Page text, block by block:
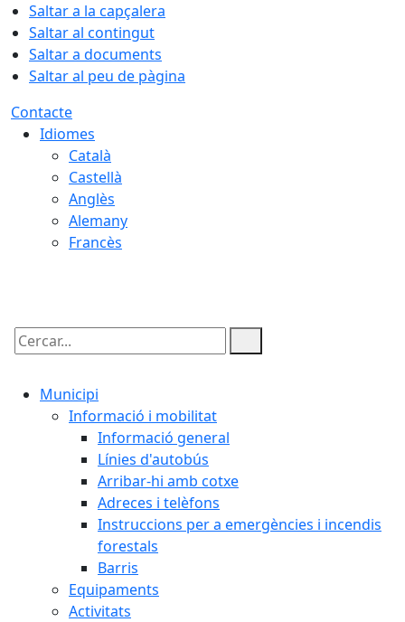
Saltar a la capçalera
Saltar al contingut
Saltar a documents
Saltar al peu de pàgina
Contacte
Idiomes
Català
Castellà
Anglès
Alemany
Francès
Cercar:
Municipi
Informació i mobilitat
Informació general
Línies d'autobús
Arribar-hi amb cotxe
Adreces i telèfons
Instruccions per a emergències i incendis
forestals
Barris
Equipaments
Activitats